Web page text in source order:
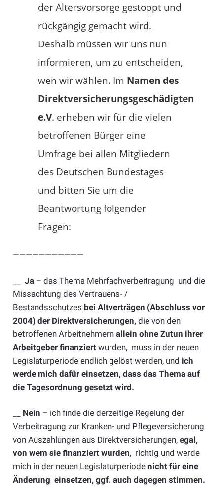
der Altersvorsorge gestoppt und
rückgängig gemacht wird.
Deshalb müssen wir uns nun
informieren, um zu entscheiden,
wen wir wählen. Im Namen des
Direktversicherungsgeschädigten
e.V. erheben wir für die vielen
betroffenen Bürger eine
Umfrage bei allen Mitgliedern
des Deutschen Bundestages
und bitten Sie um die
Beantwortung folgender
Fragen:
———————————
Ja– das Thema Mehrfachverbeitragung und die
Missachtung des Vertrauens- /
Bestandsschutzes bei Altverträgen (Abschluss vor
2004) der Direktversicherungen,die von den
betroffenen Arbeitnehmern allein ohne Zutun ihrer
Arbeitgeber finanziertwurden, muss in der neuen
Legislaturperiode endlich gelöst werden, und ich
werde mich dafür einsetzen, dass das Thema auf
die Tagesordnung gesetzt wird.
__ Nein – ich finde die derzeitige Regelung der
Verbeitragung zur Kranken- und Pflegeversicherung
von Auszahlungen aus Direktversicherungen, egal,
von wem sie finanziert wurden, richtig und werde
mich in der neuen Legislaturperiode nicht für eine
Änderung einsetzen, ggf. auch dagegen stimmen.